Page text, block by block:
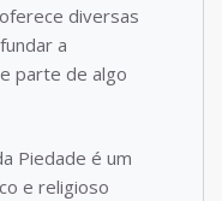
diversas
a
parte de algo
Piedade é um
e religioso